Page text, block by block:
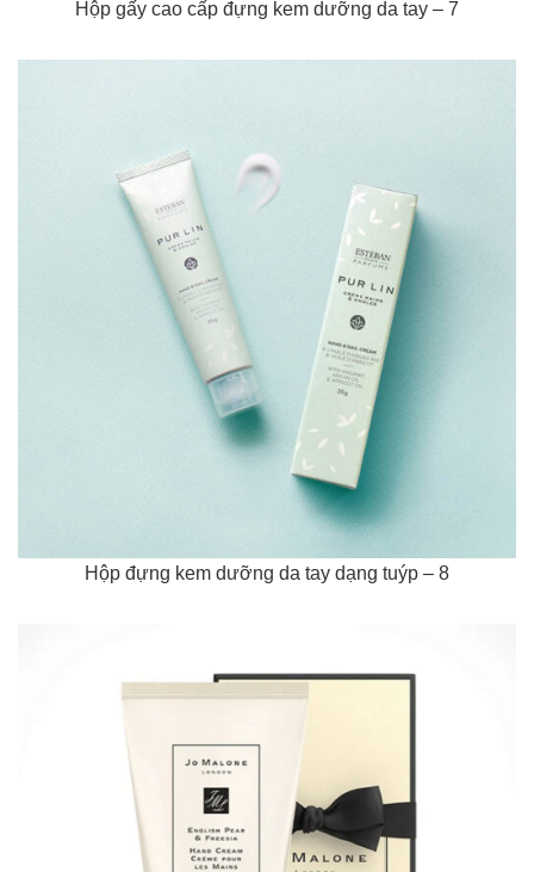
Hộp gấy cao cấp đựng kem dưỡng da tay – 7
Hộp đựng kem dưỡng da tay dạng tuýp – 8